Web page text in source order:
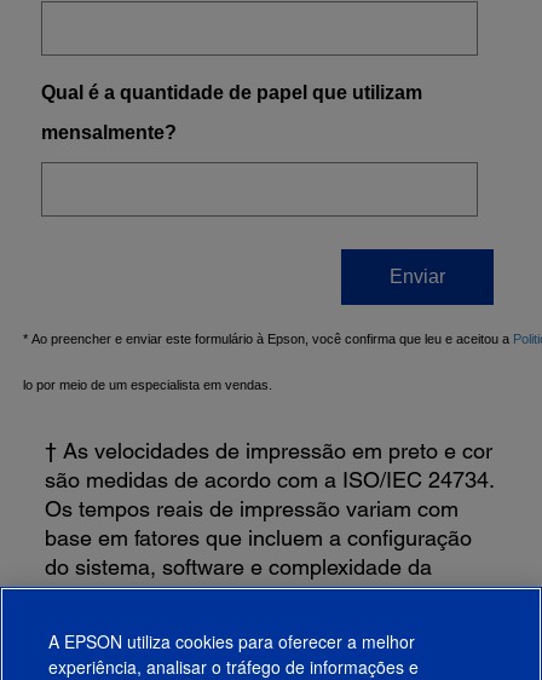
† As velocidades de impressão em preto e cor
são medidas de acordo com a ISO/IEC 24734.
Os tempos reais de impressão variam com
base em fatores que incluem a configuração
do sistema, software e complexidade da
página. Para mais informações, acesse:
A EPSON utiliza cookies para oferecer a melhor
experiência, analisar o tráfego de informações e